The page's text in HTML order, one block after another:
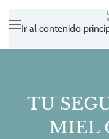
Ir al contenido
TU
MIEL